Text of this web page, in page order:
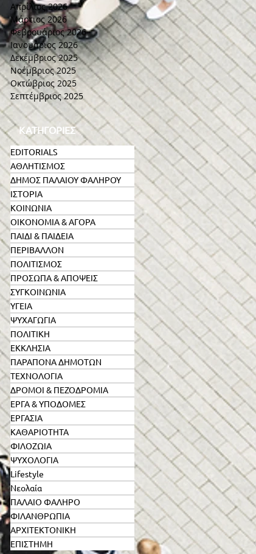
Απρίλιος 2026
Μάρτιος 2026
Φεβρουάριος 2026
Ιανουάριος 2026
Δεκέμβριος 2025
Νοέμβριος 2025
Οκτώβριος 2025
Σεπτέμβριος 2025
ΚΑΤΗΓΟΡΙΕΣ
EDITORIALS
ΑΘΛΗΤΙΣΜΟΣ
ΔΗΜΟΣ ΠΑΛΑΙΟΥ ΦΑΛΗΡΟΥ
ΙΣΤΟΡΙΑ
ΚΟΙΝΩΝΙΑ
ΟΙΚΟΝΟΜΙΑ & ΑΓΟΡΑ
ΠΑΙΔΙ & ΠΑΙΔΕΙΑ
ΠΕΡΙΒΑΛΛΟΝ
ΠΟΛΙΤΙΣΜΟΣ
ΠΡΟΣΩΠΑ & ΑΠΟΨΕΙΣ
ΣΥΓΚΟΙΝΩΝΙΑ
ΥΓΕΙΑ
ΨΥΧΑΓΩΓΙΑ
ΠΟΛΙΤΙΚΗ
ΕΚΚΛΗΣΙΑ
ΠΑΡΑΠΟΝΑ ΔΗΜΟΤΩΝ
ΤΕΧΝΟΛΟΓΙΑ
ΔΡΟΜΟΙ & ΠΕΖΟΔΡΟΜΙΑ
ΕΡΓΑ & ΥΠΟΔΟΜΕΣ
ΕΡΓΑΣΙΑ
ΚΑΘΑΡΙΟΤΗΤΑ
ΦΙΛΟΖΩΙΑ
ΨΥΧΟΛΟΓΙΑ
Lifestyle
Νεολαία
ΠΑΛΑΙΟ ΦΑΛΗΡΟ
ΦΙΛΑΝΘΡΩΠΙΑ
ΑΡΧΙΤΕΚΤΟΝΙΚΗ
ΕΠΙΣΤΗΜΗ